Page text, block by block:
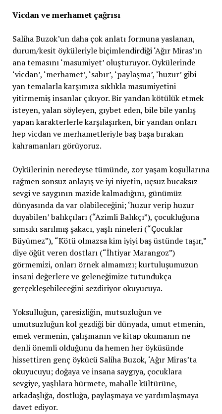
Vicdan ve merhamet çağrısı
Saliha Buzok’un daha çok anlatı formuna yaslanan,
durum/kesit öyküleriyle biçimlendirdiği ‘Ağır Miras’ın
ana temasını ‘masumiyet’ oluşturuyor. Öykülerinde
‘vicdan’, ‘merhamet’, ‘sabır’, ‘paylaşma’, ‘huzur’ gibi
yan temalarla karşımıza sıklıkla masumiyetini
yitirmemiş insanlar çıkıyor. Bir yandan kötülük etmek
isteyen, yalan söyleyen, gıybet eden, bile bile yanlış
yapan karakterlerle karşılaşırken, bir yandan onları
hep vicdan ve merhametleriyle baş başa bırakan
kahramanları görüyoruz.
Öykülerinin neredeyse tümünde, zor yaşam koşullarına
rağmen sonsuz anlayış ve iyi niyetin, uçsuz bucaksız
sevgi ve saygının mazide kalmadığını, günümüz
dünyasında da var olabileceğini; ‘huzur verip huzur
duyabilen’ balıkçıları (“Azimli Balıkçı”), çocukluğuna
sımsıkı sarılmış şakacı, yaşlı nineleri (“Çocuklar
Büyümez”), “Kötü olmazsa kim iyiyi baş üstünde taşır,”
diye öğüt veren dostları (“İhtiyar Marangoz”)
görmemizi, onları örnek almamızı; kurtuluşumuzun
insani değerlere ve geleneğimize tutundukça
gerçekleşebileceğini sezdiriyor okuyucuya.
Yoksulluğun, çaresizliğin, mutsuzluğun ve
umutsuzluğun kol gezdiği bir dünyada, umut etmenin,
emek vermenin, çalışmanın ve kitap okumanın ne
denli önemli olduğunu da hemen her öyküsünde
hissettiren genç öykücü Saliha Buzok, ‘Ağır Miras’ta
okuyucuyu; doğaya ve insana saygıya, çocuklara
sevgiye, yaşlılara hürmete, mahalle kültürüne,
arkadaşlığa, dostluğa, paylaşmaya ve yardımlaşmaya
davet ediyor.